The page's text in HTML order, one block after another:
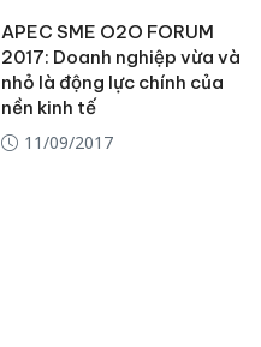
APEC SME O2O FORUM
2017: Doanh nghiệp vừa và
nhỏ là động lực chính của
nền kinh tế
11/09/2017